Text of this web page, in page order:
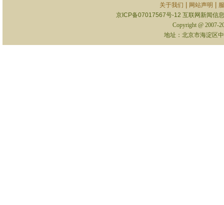
关于我们 网站声明
京ICP备07017567号-12 互联网新闻信
Copyright @ 2007-
地址：北京市海淀区